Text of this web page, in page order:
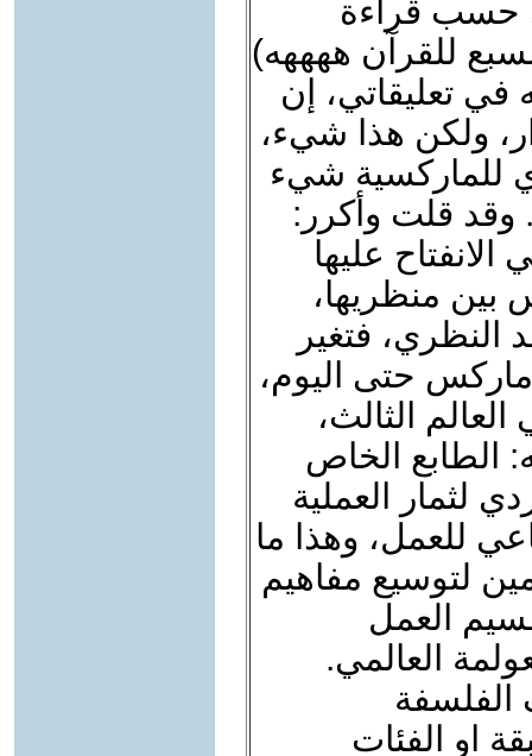
حسب قراءة
للقرآن ههههه)
تعليقاتي، إن
ولكن هذا شيء،
للماركسية شيء
وقد قلت وأكرر:
عليها
بين منظريها،
النظري، فتغير
ماركس حتى اليوم،
الثالث،
الطابع الخاص
لثمار العملية
للعمل، وهذا ما
لتوسيع مفاهيم
العمل
العالمي.
الفلسفة
او الفئات